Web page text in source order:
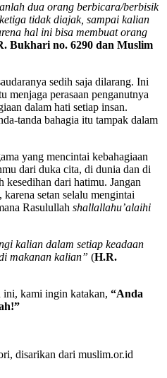
dua orang berbicara/berbisik
tidak diajak, sampai kalian
hal ini bisa membuat orang
Bukhari no. 6290 dan Muslim
sedih saja dilarang. Ini
menjaga perasaan penganutnya
dalam hati setiap insan.
tanda bahagia itu tampak dalam
yang mencintai kebahagiaan
dari duka cita, di dunia dan di
kesedihan dari hatimu. Jangan
setan selalu mengintai
Rasulullah shallallahu’alaihi
kalian dalam setiap keadaan
makanan kalian” (H.R.
ini, kami ingin katakan, “Anda
disarikan dari muslim.or.id